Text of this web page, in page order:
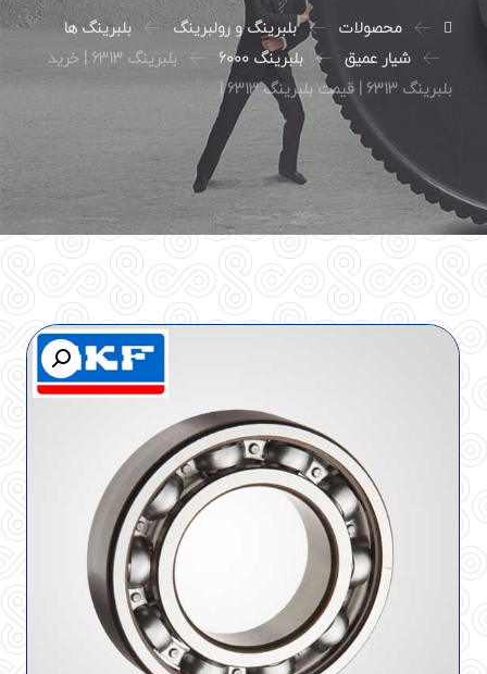
محصولات بلبرینگ و رولبرینگ
بلبرینگ ها
شیار عمیق
بلبرینگ 6000
بلبرینگ 6313 | خرید
بلبرینگ 6313 | قیمت بلبرینگ 6313 |